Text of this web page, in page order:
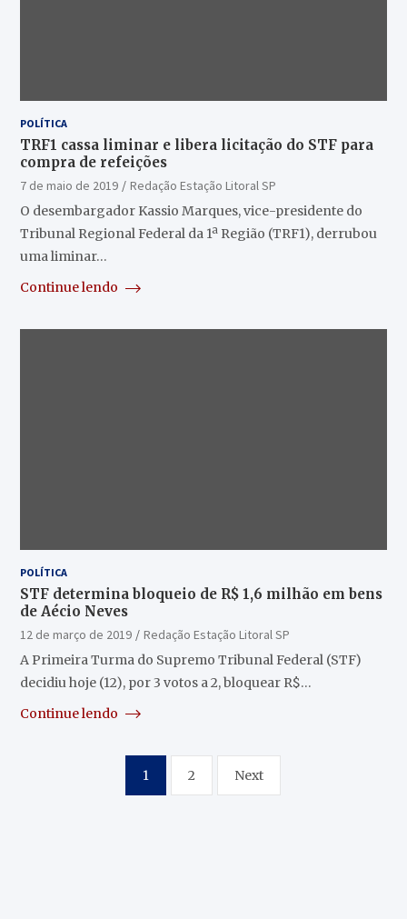
POLÍTICA
TRF1 cassa liminar e libera licitação do STF para
compra de refeições
7 de maio de 2019
Redação Estação Litoral SP
O desembargador Kassio Marques, vice-presidente do
Tribunal Regional Federal da 1ª Região (TRF1), derrubou
uma liminar…
Continue lendo
POLÍTICA
STF determina bloqueio de R$ 1,6 milhão em bens
de Aécio Neves
12 de março de 2019
Redação Estação Litoral SP
A Primeira Turma do Supremo Tribunal Federal (STF)
decidiu hoje (12), por 3 votos a 2, bloquear R$…
Continue lendo
1 2 Next